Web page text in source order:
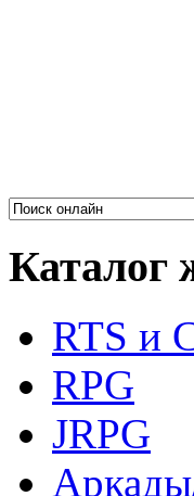
Каталог
RTS и
RPG
JRPG